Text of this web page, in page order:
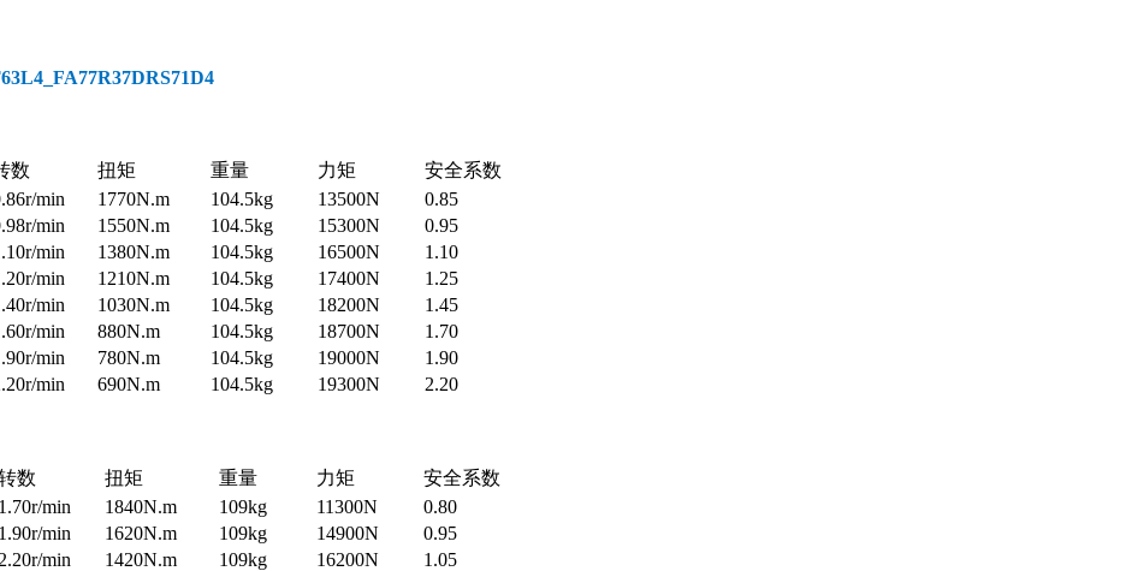
数 扭矩 重量 力矩
安全系数
min 1770N.m 104.5kg 13500N
0.85
min 1550N.m 104.5kg 15300N
0.95
min 1380N.m 104.5kg 16500N
1.10
min 1210N.m 104.5kg 17400N
1.25
min 1030N.m 104.5kg 18200N
1.45
min 880N.m 104.5kg 18700N
1.70
min 780N.m 104.5kg 19000N
1.90
min 690N.m 104.5kg 19300N 2.20
数 扭矩 重量 力矩
安全系数
1.70r/min 1840N.m 109kg 11300N
0.80
1.90r/min 1620N.m 109kg 14900N
0.95
2.20r/min 1420N.m 109kg 16200N
1.05